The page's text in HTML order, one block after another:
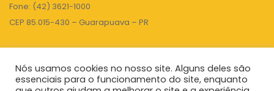
Fone: (42) 3621-1000
CEP 85.015-430 – Guarapuava – PR
TOPO
Nós usamos cookies no nosso site. Alguns deles são
essenciais para o funcionamento do site, enquanto